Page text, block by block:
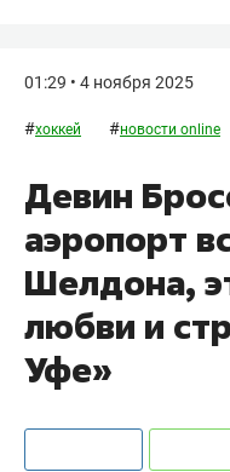
01:29 • 4 ноября 2025
#хоккей #новости online
Девин
аэропорт
Шелдона,
любви и
Уфе»